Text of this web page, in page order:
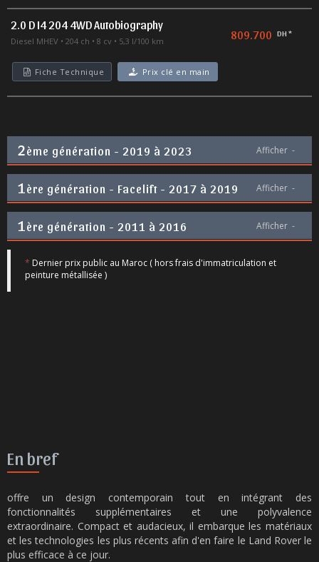
2.0 D I4 204 4WD Autobiography
Diesel MHEV 204 ch 8 cv 5,3 l/100 km 809.700 DH *
Fiche Technique Prix clé en main
2ème génération - 2019 à 2023 Afficher -
1ère génération - Facelift - 2017 à 2019 Afficher -
1ère génération - 2011 à 2016 Afficher -
* Dernier prix public au Maroc ( hors frais d'immatriculation et
peinture métallisée )
En bref
offre un design contemporain tout en intégrant des
fonctionnalités supplémentaires et une polyvalence
extraordinaire. Compact et audacieux, il embarque les matériaux
et les technologies les plus récents afin d'en faire le Land Rover le
plus efficace à ce jour.